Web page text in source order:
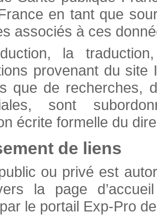
en tant que
associés à ces
la
provenant du
que de recherches,
sont
écrite formelle du
de liens
ou privé est
la page
le portail Exp-Pro